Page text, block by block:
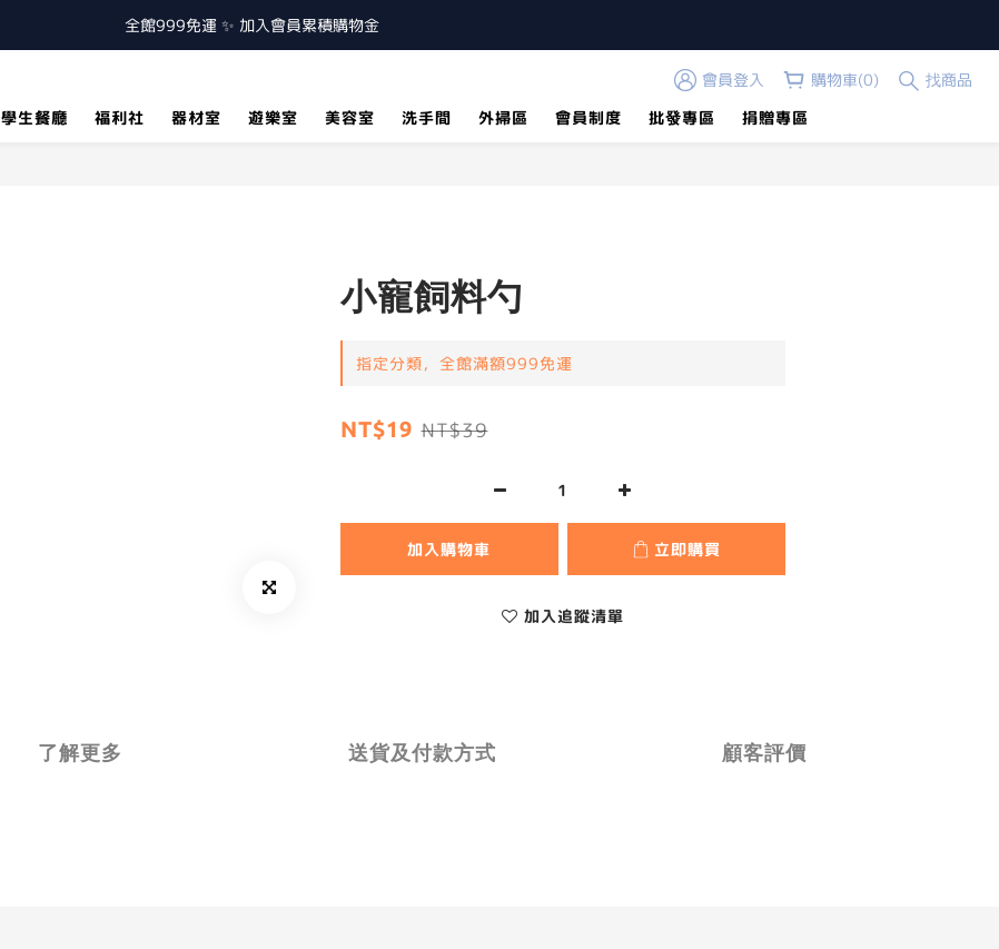
全館999免運 ✨ 加入會員累積購物金
會員登入 購物車(0)
找商品
學生餐廳 福利社 器材室 遊樂室 美容室 洗手間 外掃區 會員制度 批發專區 捐贈專區
小寵飼料勺
指定分類，全館滿額999免運
NT$19 NT$39
加入購物車 立即購買
加入追蹤清單
了解更多 送貨及付款方式 顧客評價